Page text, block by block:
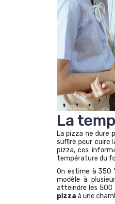
La
La pizza ne dure
suffire pour cuire
pizza, ces
température du
On estime à 350
modèle à
atteindre les 500
pizza à une